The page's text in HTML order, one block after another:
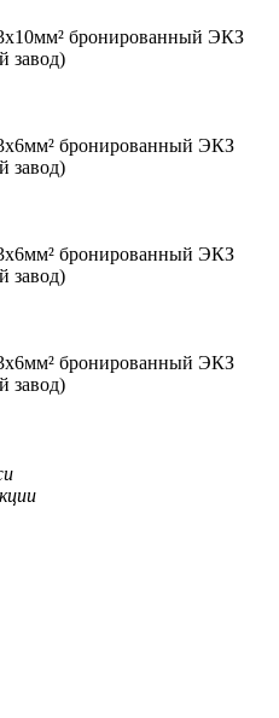
бронированный ЭКЗ
завод)
бронированный ЭКЗ
завод)
бронированный ЭКЗ
завод)
бронированный ЭКЗ
завод)